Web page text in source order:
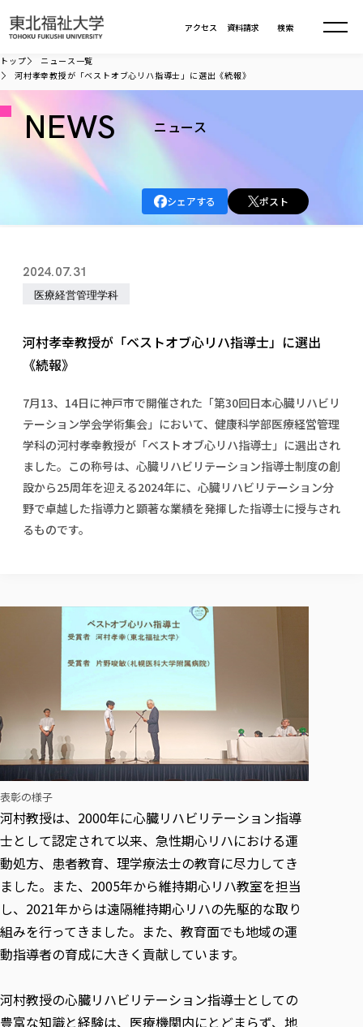
資料請求
アクセス 検索
大学について
建学の精神・教育の理念
学長室の窓
各種方針
大学の歩み
学則
校歌の歴史
寄附の受け入れ
関連法人
教職員募集
役員・評議員一覧
キャンパス案内
大学の取り組み
大学の取り組み
社会連携・研究
カリキュラム編成ガイドライン
一般事業主行動計画
公的資金等の不正使用の防止に関する基本方針
研究活動における不正行為の防止等に関する対応
大学広報誌「TFU Newsletter 東北福祉大学通信」
初年次教育（リエゾンゼミⅠ）について
リエゾンゼミ・ナビ（テキスト等）
情報公開
寄附行為
ガバナンス・コード
中期事業計画
事業計画／財務・事業報告
大学評価
IR情報
学校教育法施行規則第172条の2に基づく情報公開
学部・大学院
学部・大学院TOP
総合福祉学部
社会福祉学科
福祉行政学科
共生まちづくり学部
共生まちづくり学科
教育学部
健康科学部
健康科学部
保健看護学科
リハビリテーション学科
医療経営管理学科
産業福祉マネジメント学科
情報福祉マネジメント学科
仏教専修科
大学院
総合福祉学研究科 社会福祉学専攻 博士課程
総合福祉学研究科 福祉心理学専攻 修士課程
教育学研究科 教育学専攻 修士課程
通信教育部
通信制大学院 総合福祉学研究科 社会福祉学専攻 修士課程
通信制大学院 総合福祉学研究科 福祉心理学専攻 修士課程
カリキュラム（学部・大学院）
その他の就学機会
学びの特徴
学びの特徴
ICT教育
初年次教育（リエゾンゼミⅠ）
実学臨床教育（総合福祉学部のみ履修可能）
教育実践活動（教育学科学生のみ受講可能）
禅のこころ
教員紹介・業績
学びのサポート
学びのサポート
学費（学部学科）
授業料減免・奨学金等
学生生活サポート
学生自主活動支援
学生総合補償制度
スポーツ傷害保険
入学試験
デジタルパンフ
オープンキャンパス
就職状況
東北福祉大学のキャリアサポート
東北福祉大学のキャリアサポート
進路・就職支援
東北福祉大学のキャリア教育
採用ご担当者様へ
採用ご担当者様へ
センター長の挨拶
在学生の方
在学生の方
卒業後のキャリア支援体制
在学生による訪問、情報提供へのご協力のお願い
卒業生アンケート
東北福祉大学のDNA
課外活動
課外活動 TOP
体育会・運動サークル紹介
文化会・文化系サークル紹介
大学指定団体紹介
国際交流
国際交流TOP
交換留学生 Exchange students
海外留学・研修
外国人在学生
学生支援センター国際交流の活動
スタッフ紹介
ニュース一覧
社会連携・研究
社会連携・研究 TOP
東北福祉大学の研究活動
東北福祉大学の研究活動
東北福祉大学の紀要・リポジトリ
東北福祉大学教育・教職センター特別支援教育研究年報一覧
芹沢銈介美術工芸館年報
東北福祉大学機関リポジトリ
東北福祉大学オープンアクセス方針
産学・産学官連携
「高齢者のフレイル予防及びデジタルデバイド解消に向けた
高齢者施設特化型モジュラー車いす開発
学生参加 × 産学官連携 ～ 「行学一如」の実践
社会貢献・地域連携活動
社会貢献・地域連携活動
社会貢献・地域連携活動報告書
各種社会貢献活動の窓口
伝承講座「311『伝える／備える』次世代塾」
JICA草の根技術協力事業
被災地の子ども支援活動
生涯学習・社会人講座
自治体・団体等との主な協定
自治体・団体等との主な協定
研究所について
研究者のご紹介
生涯教育・キャリア教育
生涯教育・キャリア教育TOP
特別支援教育研究室
TFU教育フォーラム
関連法人
同窓会
学内ポータルシステム
Universal Passport
トップ
ニュース一覧
河村孝幸教授が「ベストオブ心リハ指導士」に選出《続報》
NEWS ニュース
シェアする ポスト
2024.07.31
医療経営管理学科
河村孝幸教授が「ベストオブ心リハ指導士」に選出
《続報》
7月13、14日に神戸市で開催された「第30回日本心臓リハビリ
テーション学会学術集会」において、健康科学部医療経営管理
学科の河村孝幸教授が「ベストオブ心リハ指導士」に選出され
ました。この称号は、心臓リハビリテーション指導士制度の創
設から25周年を迎える2024年に、心臓リハビリテーション分
野で卓越した指導力と顕著な業績を発揮した指導士に授与され
るものです。
表彰の様子
河村教授は、2000年に心臓リハビリテーション指導
士として認定されて以来、急性期心リハにおける運
動処方、患者教育、理学療法士の教育に尽力してき
ました。また、2005年から維持期心リハ教室を担当
し、2021年からは遠隔維持期心リハの先駆的な取り
組みを行ってきました。また、教育面でも地域の運
動指導者の育成に大きく貢献しています。
河村教授の心臓リハビリテーション指導士としての
豊富な知識と経験は、医療機関内にとどまらず、地